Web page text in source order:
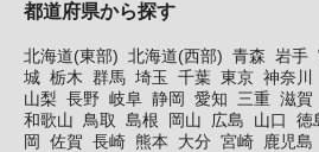
都道府県から探す
北海道(東部) 北海道(西部) 青森 岩手
城 栃木 群馬 埼玉 千葉 東京 神奈川
山梨 長野 岐阜 静岡 愛知 三重 滋賀
和歌山
鳥取 島根 岡山 広島 山口 徳
岡
佐賀 長崎 熊本 大分 宮崎 鹿児島